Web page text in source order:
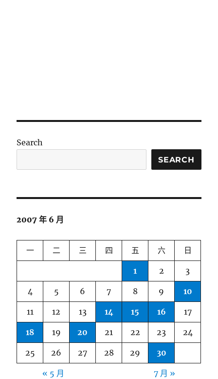
Search
SEARCH
2007 年 6 月
一 二 三 四 五 六 日
1 2 3
4 5 6 7 8 9 10
11 12 13 14 15 16 17
18 19 20 21 22 23 24
25 26 27 28 29 30
« 5 月 7 月 »